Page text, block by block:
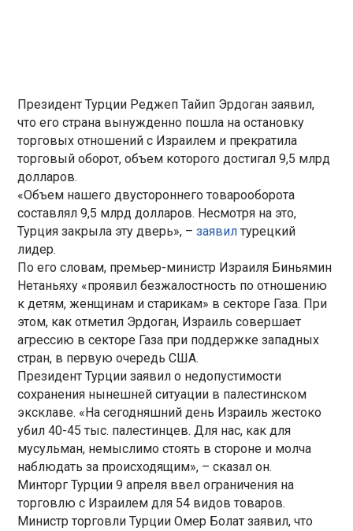
Президент Турции Реджеп Тайип Эрдоган заявил,
что его страна вынужденно пошла на остановку
торговых отношений с Израилем и прекратила
торговый оборот, объем которого достигал 9,5 млрд
долларов.
«Объем нашего двустороннего товарооборота
составлял 9,5 млрд долларов. Несмотря на это,
Турция закрыла эту дверь», –заявилтурецкий
лидер.
По его словам, премьер-министр Израиля Биньямин
Нетаньяху «проявил безжалостность по отношению
к детям, женщинам и старикам» в секторе Газа. При
этом, как отметил Эрдоган, Израиль совершает
агрессию в секторе Газа при поддержке западных
стран, в первую очередь США.
Президент Турции заявил о недопустимости
сохранения нынешней ситуации в палестинском
эксклаве. «На сегодняшний день Израиль жестоко
убил 40-45 тыс. палестинцев. Для нас, как для
мусульман, немыслимо стоять в стороне и молча
наблюдать за происходящим», – сказал он.
Минторг Турции 9 апреля ввел ограничения на
торговлю с Израилем для 54 видов товаров.
Министр торговли Турции Омер Болат заявил, что